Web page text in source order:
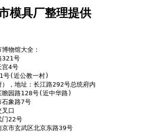
模具厂整理提供
物馆大全：
321号
宫4号
号(近公教一村)
，地址：长江路292号总统府内
瞻园路128号(近中华路)
石象路7号
交叉口
门22号
市玄武区北京东路39号